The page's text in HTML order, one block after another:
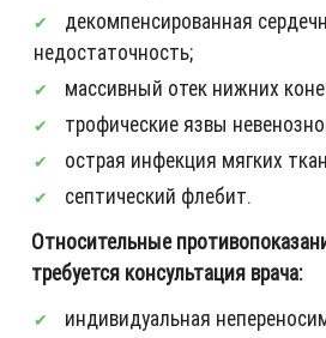
декомпенсированная
недостаточность;
массивный отек нижних
трофические язвы
острая инфекция мягких
септический флебит.
Относительные
требуется консультация врача:
индивидуальная